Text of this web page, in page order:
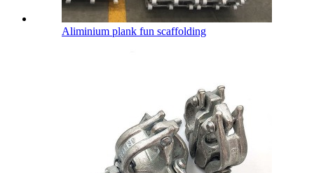
Aliminium plank fun scaffolding